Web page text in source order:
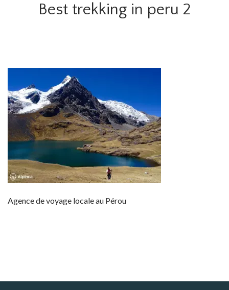
Best trekking in peru 2
Agence de voyage locale au Pérou